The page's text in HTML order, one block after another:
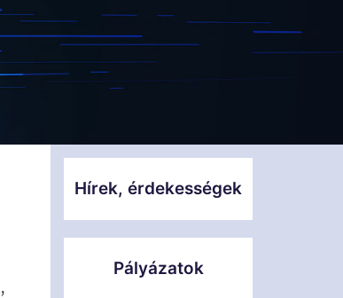
,
Hírek, érdekességek
Pályázatok